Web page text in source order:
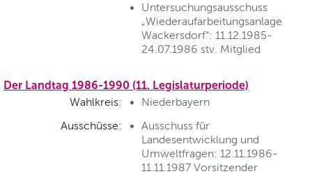
Untersuchungsausschuss
„Wiederaufarbeitungsanlage
Wackersdorf“: 11.12.1985-
24.07.1986 stv. Mitglied
Der Landtag 1986-1990 (11. Legislaturperiode)
Wahlkreis:
Niederbayern
Ausschüsse:
Ausschuss für
Landesentwicklung und
Umweltfragen: 12.11.1986-
11.11.1987 Vorsitzender